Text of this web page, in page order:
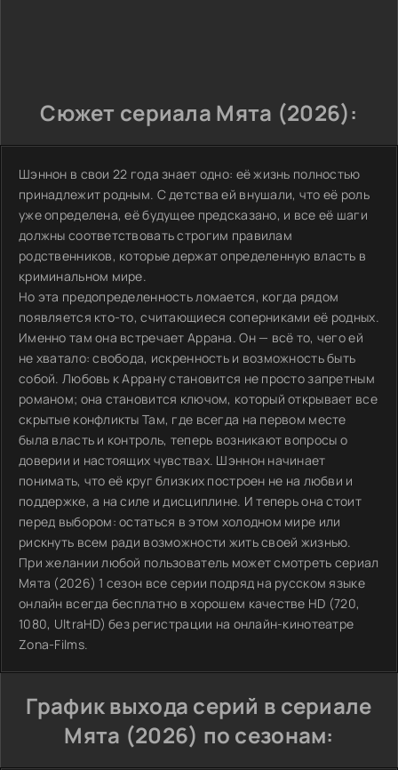
Сюжет сериала Мята (2026):
Шэннон в свои 22 года знает одно: её жизнь полностью
принадлежит родным. С детства ей внушали, что её роль
уже определена, её будущее предсказано, и все её шаги
должны соответствовать строгим правилам
родственников, которые держат определенную власть в
криминальном мире.
Но эта предопределенность ломается, когда рядом
появляется кто-то, считающиеся соперниками её родных.
Именно там она встречает Аррана. Он — всё то, чего ей
не хватало: свобода, искренность и возможность быть
собой. Любовь к Аррану становится не просто запретным
романом; она становится ключом, который открывает все
скрытые конфликты Там, где всегда на первом месте
была власть и контроль, теперь возникают вопросы о
доверии и настоящих чувствах. Шэннон начинает
понимать, что её круг близких построен не на любви и
поддержке, а на силе и дисциплине. И теперь она стоит
перед выбором: остаться в этом холодном мире или
рискнуть всем ради возможности жить своей жизнью.
При желании любой пользователь может смотреть сериал
Мята (2026) 1 сезон все серии подряд на русском языке
онлайн всегда бесплатно в хорошем качестве HD (720,
1080, UltraHD) без регистрации на онлайн-кинотеатре
Zona-Films.
График выхода серий в сериале
Мята (2026) по сезонам: